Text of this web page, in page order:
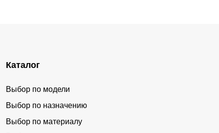
Каталог
Выбор по модели
Выбор по назначению
Выбор по материалу